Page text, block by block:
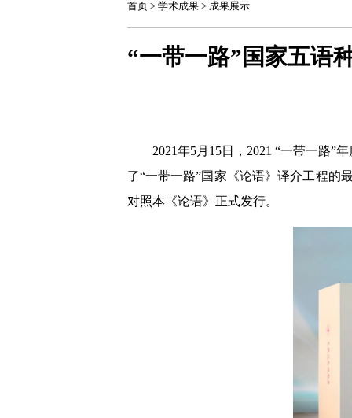
首页> 学术成果> 成果展示
“一带一路”国家五语
2021年5月15日，2021 “一带一路”
了“一带一路”国家《论语》译介工程的
对照本《论语》正式发行。